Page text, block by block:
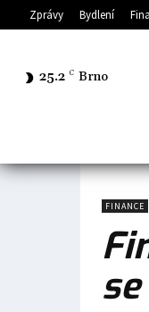
Zprávy Bydlení
25.2 C Brno
FINANCE